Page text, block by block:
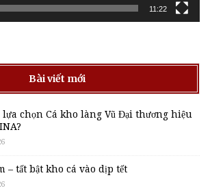
11:22
Bài viết mới
lựa chọn Cá kho làng Vũ Đại thương hiệu
– tất bật kho cá vào dịp tết